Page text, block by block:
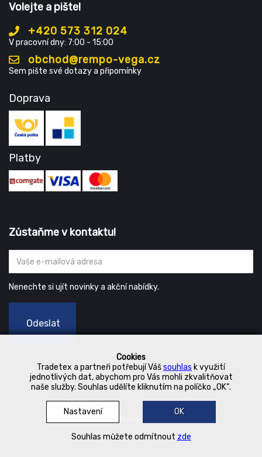
Cookies
Tradetex a partneři potřebují Vášsouhlas k využití
jednotlivých dat, abychom pro Vás mohli zkvalitňovat
naše služby. Souhlas udělíte kliknutím na políčko „OK“.
Nastavení OK
Souhlas můžete odmítnout zde
Volejte a pište!
+420 573 312 024
V pracovní dny: 7:00 - 15:00
obchod@rempo-vega.cz
Sem pište své dotazy a připomínky
Doprava
Platby
Zůstaňme v kontaktu!
Nenechte si ujít novinky a akční nabídky.
Odeslat